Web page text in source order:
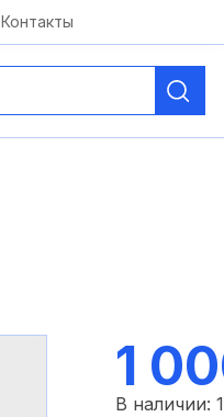
c 08:00 до 20:00
Контакты
1
В наличии: 1